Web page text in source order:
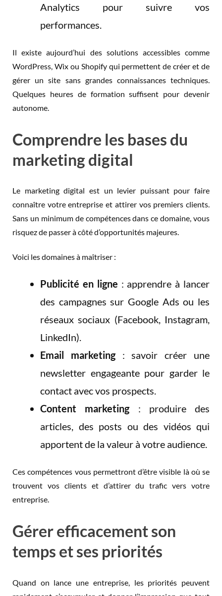
Analytics pour suivre vos
performances.
Il existe aujourd’hui des solutions accessibles comme
WordPress, Wix ou Shopify qui permettent de créer et de
gérer un site sans grandes connaissances techniques.
Quelques heures de formation suffisent pour devenir
autonome.
Comprendre les bases du
marketing digital
Le marketing digital est un levier puissant pour faire
connaître votre entreprise et attirer vos premiers clients.
Sans un minimum de compétences dans ce domaine, vous
risquez de passer à côté d’opportunités majeures.
Voici les domaines à maîtriser :
Publicité en ligne : apprendre à lancer
des campagnes sur Google Ads ou les
réseaux sociaux (Facebook, Instagram,
LinkedIn).
Email marketing: savoir créer une
newsletter engageante pour garder le
contact avec vos prospects.
Content marketing: produire des
articles, des posts ou des vidéos qui
apportent de la valeur à votre audience.
Ces compétences vous permettront d’être visible là où se
trouvent vos clients et d’attirer du trafic vers votre
entreprise.
Gérer efficacement son
temps et ses priorités
Quand on lance une entreprise, les priorités peuvent